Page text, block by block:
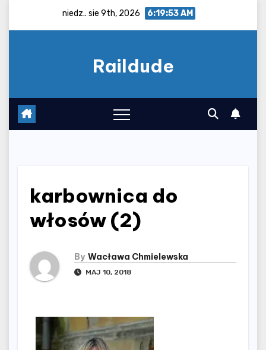
niedz.. sie 9th, 2026 6:19:54 AM
Raildude
karbownica do
włosów (2)
By Wacława Chmielewska
MAJ 10, 2018